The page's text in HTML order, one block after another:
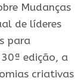
Mudanças
de líderes
para
edição, a
criativas